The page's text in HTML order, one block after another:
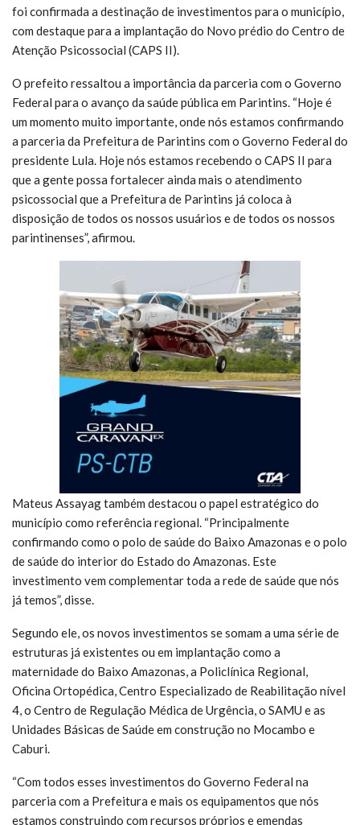
foi confirmada a destinação de investimentos para o município,
com destaque para a implantação do Novo prédio do Centro de
Atenção Psicossocial (CAPS II).
O prefeito ressaltou a importância da parceria com o Governo
Federal para o avanço da saúde pública em Parintins. “Hoje é
um momento muito importante, onde nós estamos confirmando
a parceria da Prefeitura de Parintins com o Governo Federal do
presidente Lula. Hoje nós estamos recebendo o CAPS II para
que a gente possa fortalecer ainda mais o atendimento
psicossocial que a Prefeitura de Parintins já coloca à
disposição de todos os nossos usuários e de todos os nossos
parintinenses”, afirmou.
Mateus Assayag também destacou o papel estratégico do
município como referência regional. “Principalmente
confirmando como o polo de saúde do Baixo Amazonas e o polo
de saúde do interior do Estado do Amazonas. Este
investimento vem complementar toda a rede de saúde que nós
já temos”, disse.
Segundo ele, os novos investimentos se somam a uma série de
estruturas já existentes ou em implantação como a
maternidade do Baixo Amazonas, a Policlínica Regional,
Oficina Ortopédica, Centro Especializado de Reabilitação nível
4, o Centro de Regulação Médica de Urgência, o SAMU e as
Unidades Básicas de Saúde em construção no Mocambo e
Caburi.
“Com todos esses investimentos do Governo Federal na
parceria com a Prefeitura e mais os equipamentos que nós
estamos construindo com recursos próprios e emendas